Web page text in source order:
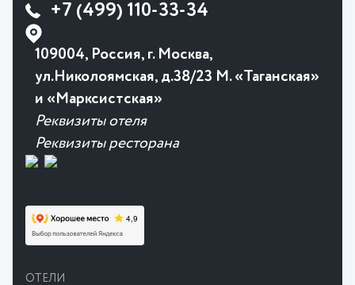
+7 (499) 110-33-34
109004, Россия, г. Москва,
ул.Николоямская, д.38/23 М. «Таганская»
и «Марксистская»
Реквизиты отеля
Реквизиты ресторана
ОТЕЛИ